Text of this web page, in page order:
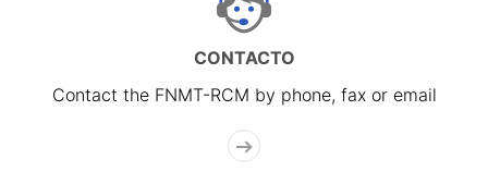
CONTACTO
Contact the FNMT-RCM by phone, fax or email